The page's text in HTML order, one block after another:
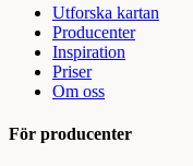
Utforska kartan
Producenter
Inspiration
Priser
Om oss
För producenter